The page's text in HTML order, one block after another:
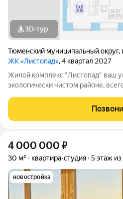
3D-тур
Тюменский муниципальный округ,
ЖК «Листопад», 4 квартал 2027
Жилой комплекс "Листопад" ваш уютный уголок в
экологически чистом районе,
ждут просторные квартиры в
высокими потолками и большими
4 000 000 ₽
30 м² квартира-студия 5 этаж из
новостройка